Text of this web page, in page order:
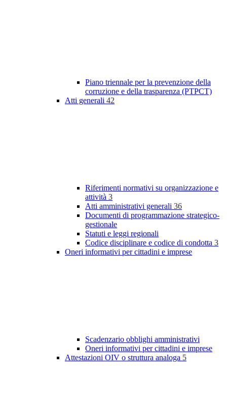
Piano triennale per la prevenzione della
corruzione e della trasparenza (PTPCT)
Atti generali 42
Riferimenti normativi su organizzazione e
attività 3
Atti amministrativi generali 36
Documenti di programmazione strategico-
gestionale
Statuti e leggi regionali
Codice disciplinare e codice di condotta 3
Oneri informativi per cittadini e imprese
Scadenzario obblighi amministrativi
Oneri informativi per cittadini e imprese
Attestazioni OIV o struttura analoga 5